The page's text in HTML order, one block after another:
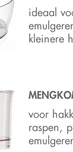
ideaal
kleinere
voor
raspen,